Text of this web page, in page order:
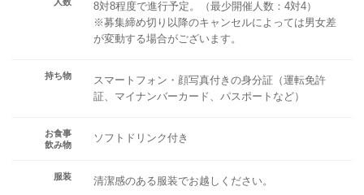
8対8程度で進行予定。（最少開催人数：4対4）
※募集締め切り以降のキャンセルによっては男女差
が変動する場合がございます。
持ち物
スマートフォン・顔写真付きの身分証（運転免許
証、マイナンバーカード、パスポートなど）
お食事
飲み物
ソフトドリンク付き
服装 清潔感のある服装でお越しください。